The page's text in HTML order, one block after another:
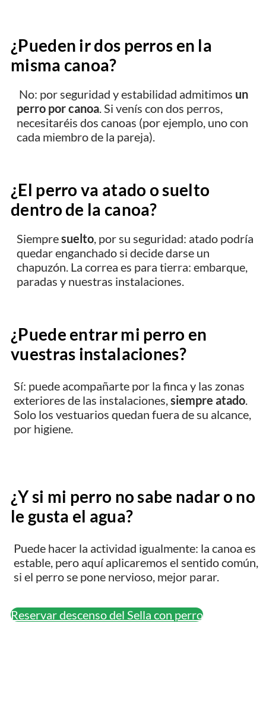
¿Pueden ir dos perros en la
misma canoa?
No: por seguridad y estabilidad admitimos un
perro por canoa. Si venís con dos perros,
necesitaréis dos canoas (por ejemplo, uno con
cada miembro de la pareja).
¿El perro va atado o suelto
dentro de la canoa?
Siempresuelto, por su seguridad: atado podría
quedar enganchado si decide darse un
chapuzón. La correa es para tierra: embarque,
paradas y nuestras instalaciones.
¿Puede entrar mi perro en
vuestras instalaciones?
Sí: puede acompañarte por la finca y las zonas
exteriores de las instalaciones,siempre atado.
Solo los vestuarios quedan fuera de su alcance,
por higiene.
¿Y si mi perro no sabe nadar o no
le gusta el agua?
Puede hacer la actividad igualmente: la canoa es
estable, pero aquí aplicaremos el sentido común,
si el perro se pone nervioso, mejor parar.
Reservar descenso del Sella con perro